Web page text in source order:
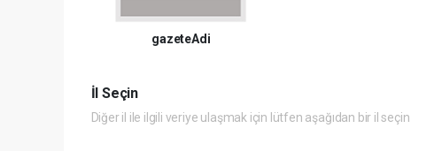
gazeteAdi
İl Seçin
Diğer il ile ilgili veriye ulaşmak için lütfen aşağıdan bir il seçin